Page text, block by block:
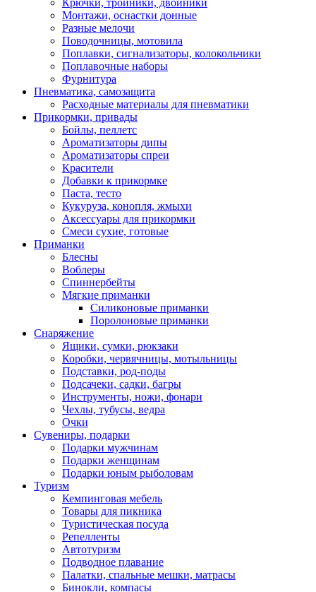
Крючки, тройники, двойники
Монтажи, оснастки донные
Разные мелочи
Поводочницы, мотовила
Поплавки, сигнализаторы, колокольчики
Поплавочные наборы
Фурнитура
Пневматика, самозащита
Расходные материалы для пневматики
Прикормки, привады
Бойлы, пеллетс
Ароматизаторы дипы
Ароматизаторы спреи
Красители
Добавки к прикормке
Паста, тесто
Кукуруза, конопля, жмыхи
Аксессуары для прикормки
Смеси сухие, готовые
Приманки
Блесны
Воблеры
Спиннербейты
Мягкие приманки
Силиконовые приманки
Поролоновые приманки
Снаряжение
Ящики, сумки, рюкзаки
Коробки, червячницы, мотыльницы
Подставки, род-поды
Подсачеки, садки, багры
Инструменты, ножи, фонари
Чехлы, тубусы, ведра
Очки
Сувениры, подарки
Подарки мужчинам
Подарки женщинам
Подарки юным рыболовам
Туризм
Кемпинговая мебель
Товары для пикника
Туристическая посуда
Репелленты
Автотуризм
Подводное плавание
Палатки, спальные мешки, матрасы
Бинокли, компасы